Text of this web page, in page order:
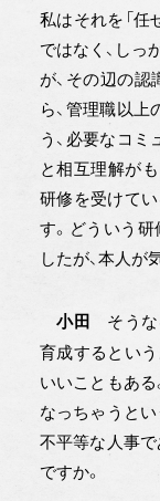
私はそれを「
ではなく、しっ
が、その辺の
ら、管理職以
う、必要なコ
と相互理解が
研修を受けて
す。どういう
したが、本人が
小田
そうな
育成するとい
いいこともあ
なっちゃうとい
不平等な人事
ですか。